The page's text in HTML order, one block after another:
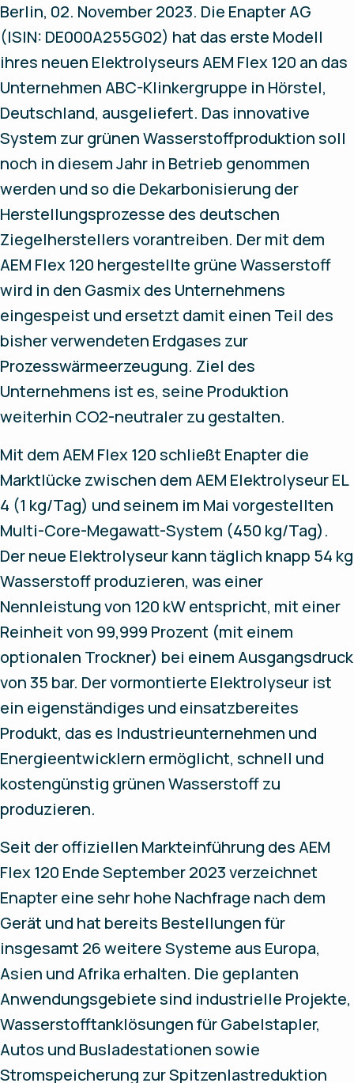
Berlin, 02. November 2023. Die Enapter AG
(ISIN: DE000A255G02) hat das erste Modell
ihres neuen Elektrolyseurs AEM Flex 120 an das
Unternehmen ABC-Klinkergruppe in Hörstel,
Deutschland, ausgeliefert. Das innovative
System zur grünen Wasserstoffproduktion soll
noch in diesem Jahr in Betrieb genommen
werden und so die Dekarbonisierung der
Herstellungsprozesse des deutschen
Ziegelherstellers vorantreiben. Der mit dem
AEM Flex 120 hergestellte grüne Wasserstoff
wird in den Gasmix des Unternehmens
eingespeist und ersetzt damit einen Teil des
bisher verwendeten Erdgases zur
Prozesswärmeerzeugung. Ziel des
Unternehmens ist es, seine Produktion
weiterhin CO2-neutraler zu gestalten.
Mit dem AEM Flex 120 schließt Enapter die
Marktlücke zwischen dem AEM Elektrolyseur EL
4 (1 kg/Tag) und seinem im Mai vorgestellten
Multi-Core-Megawatt-System (450 kg/Tag).
Der neue Elektrolyseur kann täglich knapp 54 kg
Wasserstoff produzieren, was einer
Nennleistung von 120 kW entspricht, mit einer
Reinheit von 99,999 Prozent (mit einem
optionalen Trockner) bei einem Ausgangsdruck
von 35 bar. Der vormontierte Elektrolyseur ist
ein eigenständiges und einsatzbereites
Produkt, das es Industrieunternehmen und
Energieentwicklern ermöglicht, schnell und
kostengünstig grünen Wasserstoff zu
produzieren.
Seit der offiziellen Markteinführung des AEM
Flex 120 Ende September 2023 verzeichnet
Enapter eine sehr hohe Nachfrage nach dem
Gerät und hat bereits Bestellungen für
insgesamt 26 weitere Systeme aus Europa,
Asien und Afrika erhalten. Die geplanten
Anwendungsgebiete sind industrielle Projekte,
Wasserstofftanklösungen für Gabelstapler,
Autos und Busladestationen sowie
Stromspeicherung zur Spitzenlastreduktion